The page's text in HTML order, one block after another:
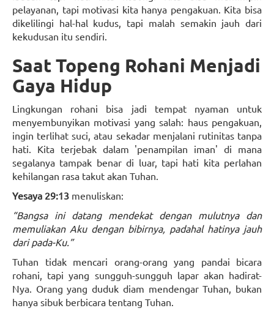
pelayanan, tapi motivasi kita hanya pengakuan. Kita bisa
dikelilingi hal-hal kudus, tapi malah semakin jauh dari
kekudusan itu sendiri.
Saat Topeng Rohani Menjadi
Gaya Hidup
Lingkungan rohani bisa jadi tempat nyaman untuk
menyembunyikan motivasi yang salah: haus pengakuan,
ingin terlihat suci, atau sekadar menjalani rutinitas tanpa
hati. Kita terjebak dalam 'penampilan iman' di mana
segalanya tampak benar di luar, tapi hati kita perlahan
kehilangan rasa takut akan Tuhan.
Yesaya 29:13 menuliskan:
“Bangsa ini datang mendekat dengan mulutnya dan
memuliakan Aku dengan bibirnya, padahal hatinya jauh
dari pada-Ku.”
Tuhan tidak mencari orang-orang yang pandai bicara
rohani, tapi yang sungguh-sungguh lapar akan hadirat-
Nya. Orang yang duduk diam mendengar Tuhan, bukan
hanya sibuk berbicara tentang Tuhan.